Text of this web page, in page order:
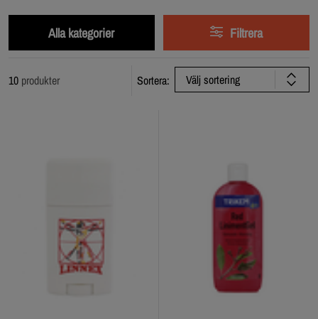
Alla kategorier Filtrera
10 produkter Sortera: Välj sortering